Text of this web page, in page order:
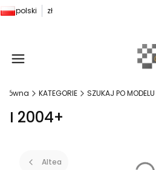
polski zł
KATEGORIE SZUKAJ PO
I 2004+
Altea